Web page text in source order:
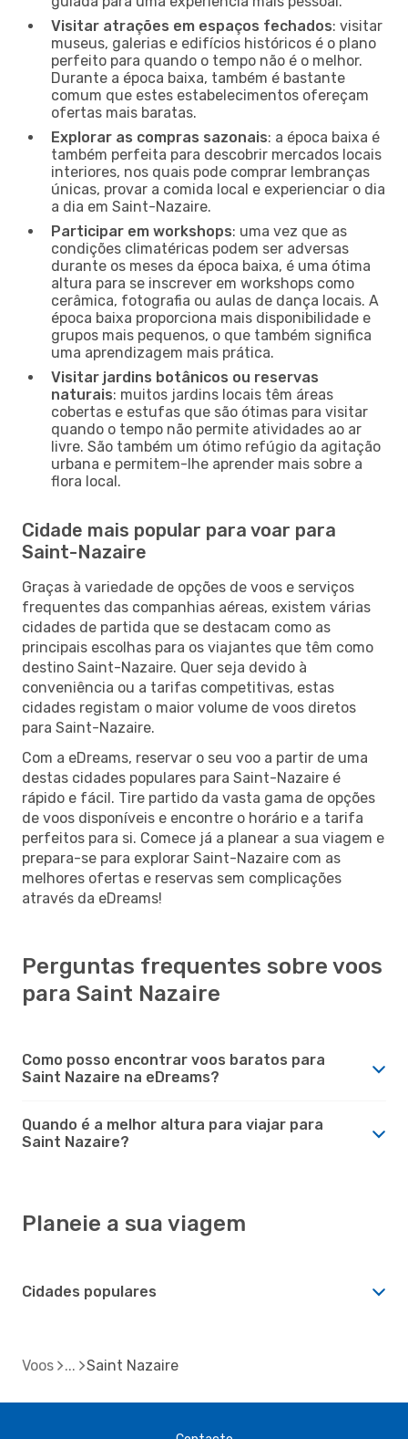
Visitar atrações em espaços fechados: visitar
museus, galerias e edifícios históricos é o plano
perfeito para quando o tempo não é o melhor.
Durante a época baixa, também é bastante
comum que estes estabelecimentos ofereçam
ofertas mais baratas.
Explorar as compras sazonais: a época baixa é
também perfeita para descobrir mercados locais
interiores, nos quais pode comprar lembranças
únicas, provar a comida local e experienciar o dia
a dia em Saint-Nazaire.
Participar em workshops: uma vez que as
condições climatéricas podem ser adversas
durante os meses da época baixa, é uma ótima
altura para se inscrever em workshops como
cerâmica, fotografia ou aulas de dança locais. A
época baixa proporciona mais disponibilidade e
grupos mais pequenos, o que também significa
uma aprendizagem mais prática.
Visitar jardins botânicos ou reservas
naturais: muitos jardins locais têm áreas
cobertas e estufas que são ótimas para visitar
quando o tempo não permite atividades ao ar
livre. São também um ótimo refúgio da agitação
urbana e permitem-lhe aprender mais sobre a
flora local.
Cidade mais popular para voar para
Saint-Nazaire
Graças à variedade de opções de voos e serviços
frequentes das companhias aéreas, existem várias
cidades de partida que se destacam como as
principais escolhas para os viajantes que têm como
destino Saint-Nazaire. Quer seja devido à
conveniência ou a tarifas competitivas, estas
cidades registam o maior volume de voos diretos
para Saint-Nazaire.
Com a eDreams, reservar o seu voo a partir de uma
destas cidades populares para Saint-Nazaire é
rápido e fácil. Tire partido da vasta gama de opções
de voos disponíveis e encontre o horário e a tarifa
perfeitos para si. Comece já a planear a sua viagem e
prepara-se para explorar Saint-Nazaire com as
melhores ofertas e reservas sem complicações
através da eDreams!
Perguntas frequentes sobre voos
para Saint Nazaire
Como posso encontrar voos baratos para
Saint Nazaire na eDreams?
Quando é a melhor altura para viajar para
Saint Nazaire?
Planeie a sua viagem
Cidades populares
Voos Saint Nazaire